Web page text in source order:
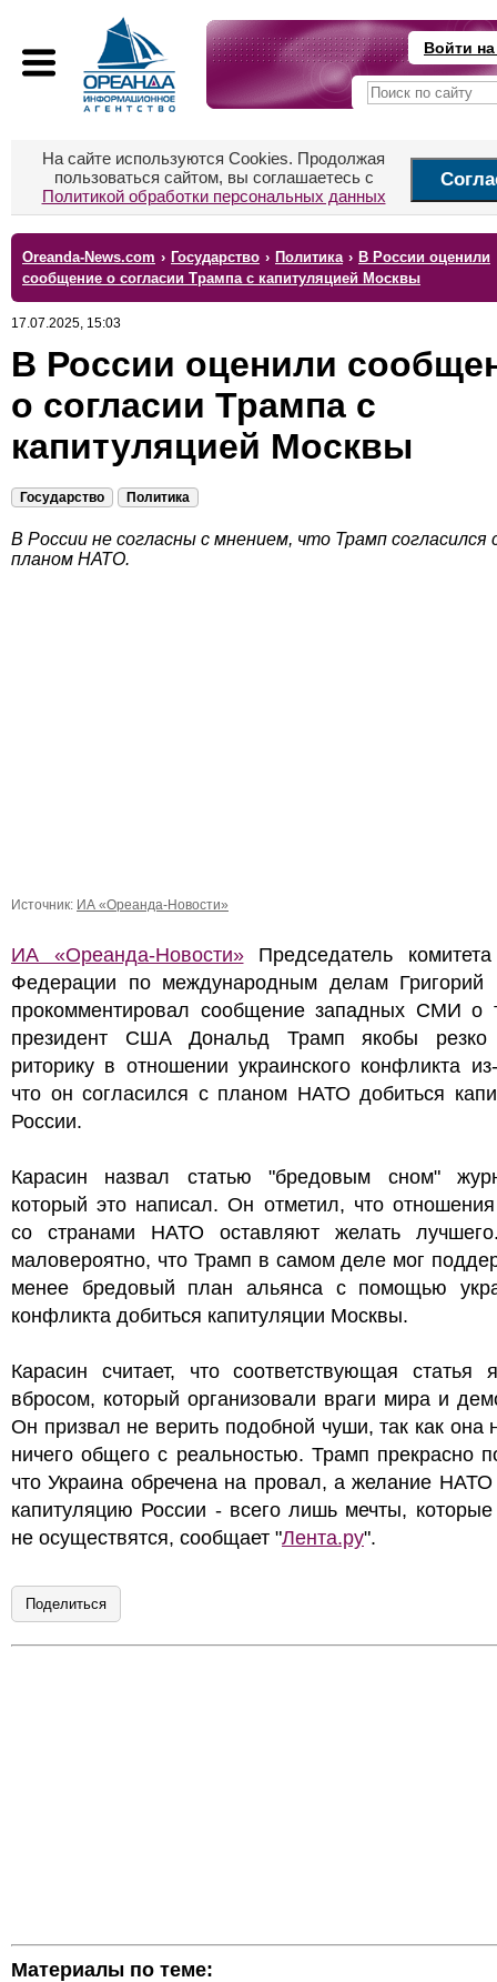
Войти
На сайте используются Cookies. Продолжая
пользоваться сайтом, вы соглашаетесь с
Политикой обработки персональных данных
Oreanda-News.com › Государство › Политика › В России оценили
сообщение о согласии Трампа с капитуляцией Москвы
17.07.2025, 15:03
В России оценили
о согласии Трампа с
капитуляцией Москвы
Государство Политика
В России не согласны с мнением, что Трамп согласился
планом НАТО.
Источник: ИА «Ореанда-Новости»
ИА «Ореанда-Новости»Председатель
Федерации по международным делам Григорий
прокомментировал сообщение западных СМИ о
президент США Дональд Трамп якобы резко
риторику в отношении украинского конфликта
что он согласился с планом НАТО добиться
России.
Карасин назвал статью "бредовым сном"
который это написал. Он отметил, что
со странами НАТО оставляют желать
маловероятно, что Трамп в самом деле мог
менее бредовый план альянса с помощью
конфликта добиться капитуляции Москвы.
Карасин считает, что соответствующая статья
вбросом, который организовали враги мира и
Он призвал не верить подобной чуши, так как она
ничего общего с реальностью. Трамп прекрасно
что Украина обречена на провал, а желание НАТО
капитуляцию России - всего лишь мечты, которые
не осуществятся, сообщает "Лента.ру".
Поделиться
Материалы по теме: